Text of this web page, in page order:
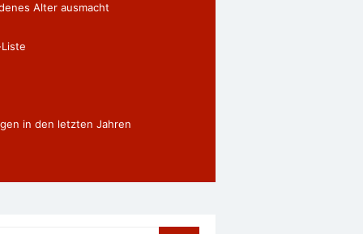
Alter ausmacht
in den letzten Jahren